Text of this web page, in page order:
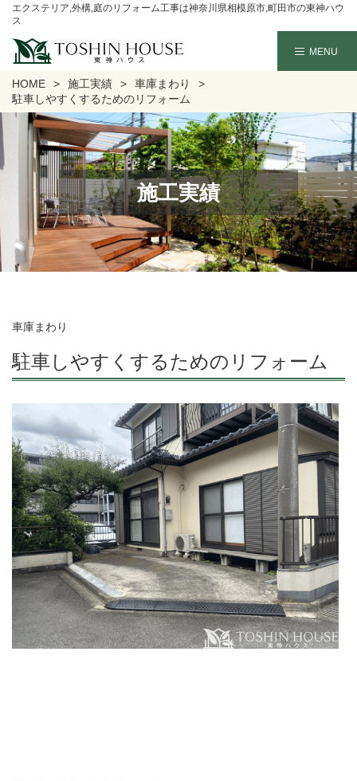
エクステリア,外構,庭のリフォーム工事は神奈川県相模原市,町田市の東神ハウ
ス
HOME 施工実績
車庫まわり
駐車しやすくするためのリフォーム
施工実績
車庫まわり
駐車しやすくするためのリフォーム